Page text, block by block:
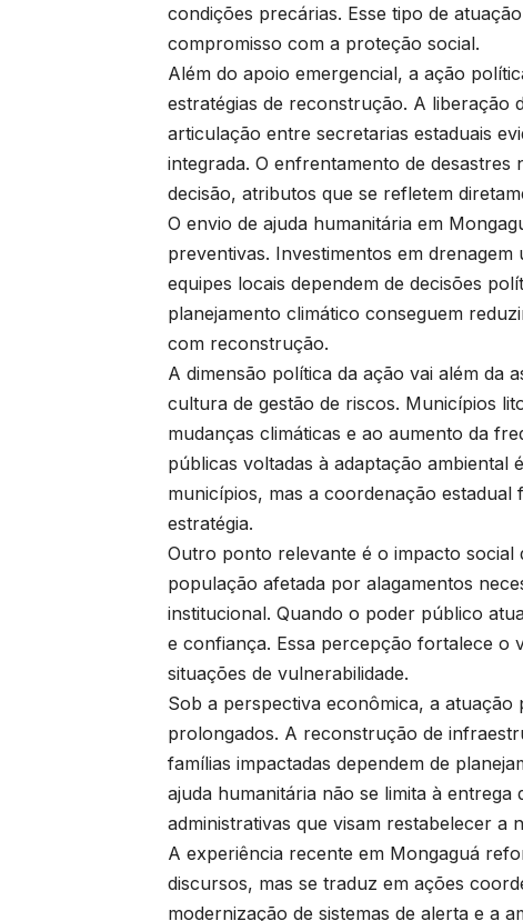
condições precárias. Esse tipo de
compromisso com a proteção social.
Além do apoio emergencial, a ação
estratégias de reconstrução. A liberação
articulação entre secretarias estaduais
integrada. O enfrentamento de desastres
decisão, atributos que se refletem
O envio de ajuda humanitária em
preventivas. Investimentos em
equipes locais dependem de decisões
planejamento climático conseguem
com reconstrução.
A dimensão política da ação vai além da
cultura de gestão de riscos. Municípios
mudanças climáticas e ao aumento da
públicas voltadas à adaptação ambiental
municípios, mas a coordenação
estratégia.
Outro ponto relevante é o impacto social
população afetada por alagamentos
institucional. Quando o poder público
e confiança. Essa percepção fortalece o
situações de vulnerabilidade.
Sob a perspectiva econômica, a
prolongados. A reconstrução de
famílias impactadas dependem de
ajuda humanitária não se limita à
administrativas que visam restabelecer a
A experiência recente em Mongaguá
discursos, mas se traduz em ações
modernização de sistemas de alerta e a